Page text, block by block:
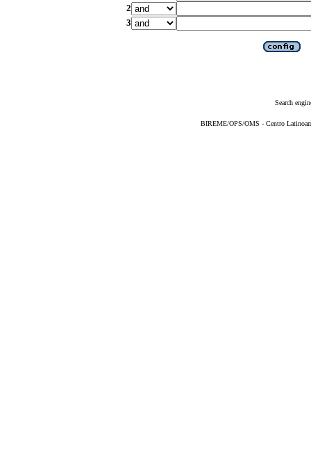
2
3
Search
BIREME/OPS/OMS - Centro